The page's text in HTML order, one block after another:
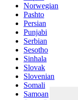
Norwegian
Pashto
Persian
Punjabi
Serbian
Sesotho
Sinhala
Slovak
Slovenian
Somali
Samoan